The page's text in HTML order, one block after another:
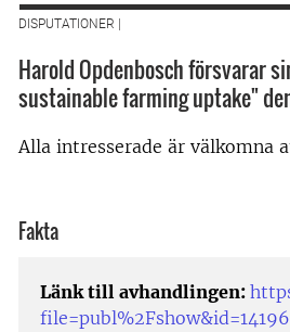
DISPUTATIONER |
Harold Opdenbosch försvarar
sustainable farming uptake"
Alla intresserade är välkomna
Fakta
Länk till avhandlingen: